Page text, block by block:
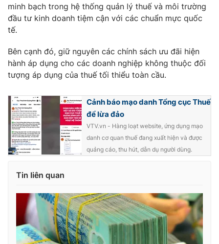
minh bạch trong hệ thống quản lý thuế và môi trường
đầu tư kinh doanh tiệm cận với các chuẩn mực quốc
tế.
Bên cạnh đó, giữ nguyên các chính sách ưu đãi hiện
hành áp dụng cho các doanh nghiệp không thuộc đối
tượng áp dụng của thuế tối thiểu toàn cầu.
Cảnh báo mạo danh Tổng cục Thuế
để lừa đảo
VTV.vn - Hàng loạt website, ứng dụng mạo
danh cơ quan thuế đang xuất hiện và được
quảng cáo, thu hút, dẫn dụ người dùng.
Tin liên quan